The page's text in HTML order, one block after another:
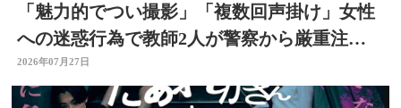
「魅力的でつい撮影」「複数回声掛け」女性
への迷惑行為で教師2人が警察から厳重注
意 文書訓告に 大分
2026年07月27日